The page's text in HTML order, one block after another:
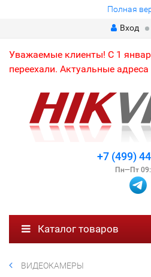
Полная
Вход
Уважаемые клиенты! С 1
переехали. Актуальные адреса
+7 (499)
Пн—Пт
Каталог товаров
ВИДЕОКАМЕРЫ